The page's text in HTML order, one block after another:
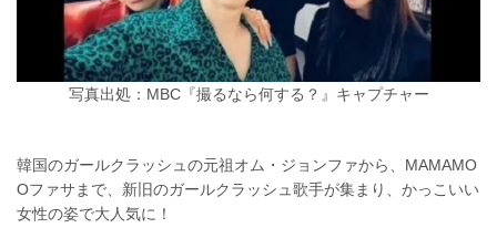
写真出処：MBC『撮るなら何する？』キャプチャー
韓国のガールクラッシュの元祖オム・ジョンファから、MAMAMO
Oファサまで、新旧のガールクラッシュ歌手が集まり、かっこいい
女性の姿で大人気に！